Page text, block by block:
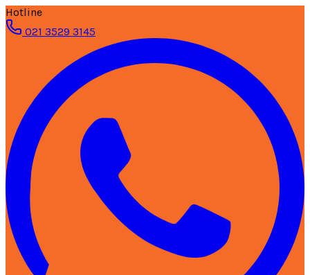
Hotline
021 3529 3145